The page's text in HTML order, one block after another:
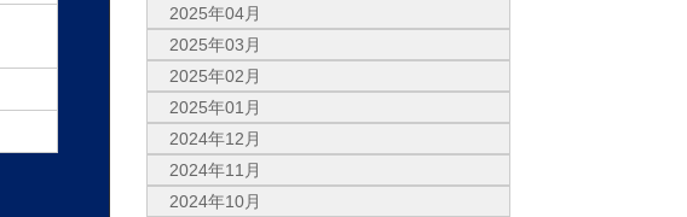
2025年04月
2025年03月
2025年02月
2025年01月
2024年12月
2024年11月
2024年10月